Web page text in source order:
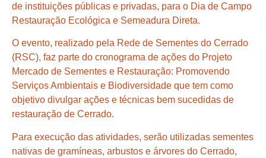
de instituições públicas e privadas, para o Dia de Campo
Restauração Ecológica e Semeadura Direta.
O evento, realizado pela Rede de Sementes do Cerrado
(RSC), faz parte do cronograma de ações do Projeto
Mercado de Sementes e Restauração: Promovendo
Serviços Ambientais e Biodiversidade que tem como
objetivo divulgar ações e técnicas bem sucedidas de
restauração de Cerrado.
Para execução das atividades, serão utilizadas sementes
nativas de gramíneas, arbustos e árvores do Cerrado,